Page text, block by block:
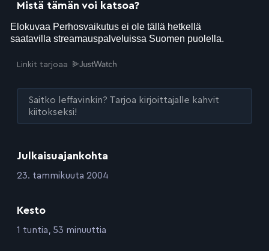
Julkaisuajankohta
:23. tammikuuta 2004
Kesto
:1 tuntia, 53 minuuttia
Mistä tämän voi katsoa?
Linkit tarjoaa
Saitko leffavinkin? Tarjoa kirjoittajalle kahvit
kiitokseksi!